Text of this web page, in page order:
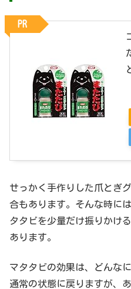
PR
せっかく手作りした爪とぎ
合もあります。そんな時に
タタビを少量だけ振りかけ
あります。
マタタビの効果は、どんな
通常の状態に戻りますが、